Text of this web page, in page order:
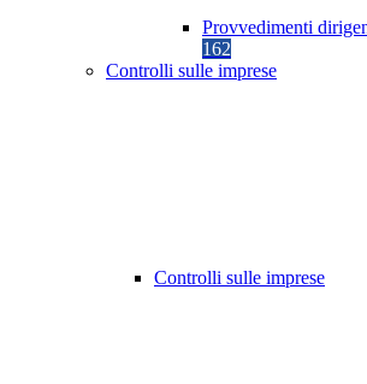
Provvedimenti
162
Controlli sulle imprese
Controlli sulle imprese